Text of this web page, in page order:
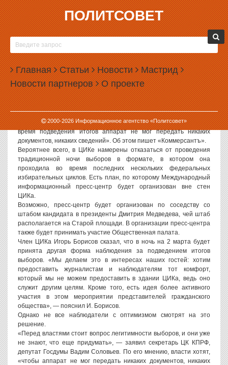
ПОЛИТСОВЕТ
Главная Статьи Новости Мастрид
Новости партнеров О проекте
2000-2026Информационное агентство «Политсовет»
25.01.2008, 07:26
ЦЕНТРИЗБИРКОМ ОТПРАВИТ ЖУРНАЛИСТОВ
КУДА ПОДАЛЬШЕ
Центризбирком планирует вынести Международный
информационный пресс-центр, в котором журналисты и
наблюдатели в ночь после выборов президента могут наблюдать
за подведением итогов голосования, за пределы здания ЦИКа в
Большом Черкасском переулке. Постоянные участники
«выборных ночей» считают, что это делается для того, чтобы «во
время подведения итогов аппарат не мог передать никаких
документов, никаких сведений». Об этом пишет «Коммерсантъ».
Вероятнее всего, в ЦИКе намерены отказаться от проведения
традиционной ночи выборов в формате, в котором она
проходила во время последних нескольких федеральных
избирательных циклов. Есть план, по которому Международный
информационный пресс-центр будет организован вне стен
ЦИКа.
Возможно, пресс-центр будет организован по соседству со
штабом кандидата в президенты Дмитрия Медведева, чей штаб
располагается на Старой площади. В организации пресс-центра
также будет принимать участие Общественная палата.
Член ЦИКа Игорь Борисов сказал, что в ночь на 2 марта будет
принята другая форма наблюдения за подведением итогов
выборов. «Мы делаем это в интересах наших гостей: хотим
предоставить журналистам и наблюдателям тот комфорт,
который мы не можем предоставить в здании ЦИКа, ведь оно
служит другим целям. Кроме того, есть идея более активного
участия в этом мероприятии представителей гражданского
общества», — пояснил И. Борисов.
Однако не все наблюдатели с оптимизмом смотрят на это
решение.
«Перед властями стоит вопрос легитимности выборов, и они уже
не знают, что еще придумать», — заявил секретарь ЦК КПРФ,
депутат Госдумы Вадим Соловьев. По его мнению, власти хотят,
«чтобы аппарат не мог передать никаких документов, никаких